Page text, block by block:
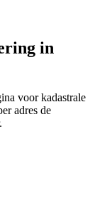
in
voor kadastrale
adres de